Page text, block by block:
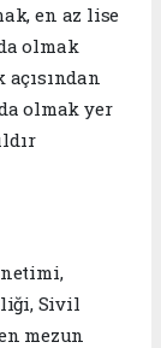
en az lise
olmak
açısından
olmak yer
Sivil
mezun